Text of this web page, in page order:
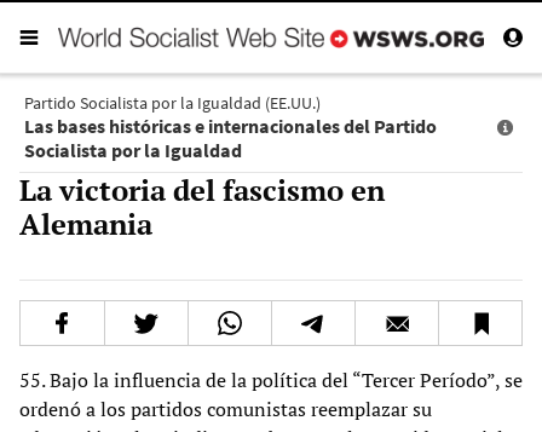
Partido Socialista por la Igualdad (EE.UU.)
Las bases históricas e internacionales del Partido
Socialista por la Igualdad
La victoria del fascismo en
Alemania
55. Bajo la influencia de la política del “Tercer Período”, se
ordenó a los partidos comunistas reemplazar su